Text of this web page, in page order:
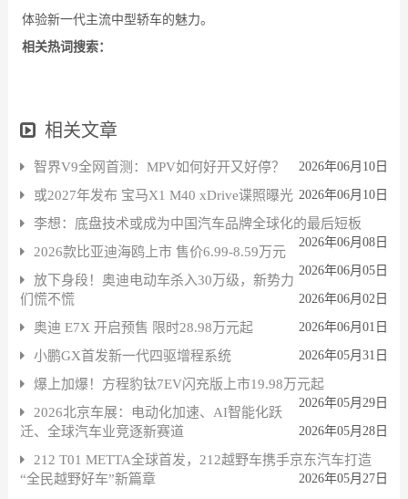
体验新一代主流中型轿车的魅力。
相关热词搜索：
相关文章
智界V9全网首测：MPV如何好开又好停？ 2026年06月10日
或2027年发布 宝马X1 M40 xDrive谍照曝光 2026年06月10日
李想：底盘技术或成为中国汽车品牌全球化的最后短板
2026年06月08日
2026款比亚迪海鸥上市 售价6.99-8.59万元
2026年06月05日
放下身段！奥迪电动车杀入30万级，新势力
们慌不慌
2026年06月02日
奥迪 E7X 开启预售 限时28.98万元起 2026年06月01日
小鹏GX首发新一代四驱增程系统 2026年05月31日
爆上加爆！方程豹钛7EV闪充版上市19.98万元起
2026年05月29日
2026北京车展：电动化加速、AI智能化跃
迁、全球汽车业竞逐新赛道
2026年05月28日
212 T01 METTA全球首发，212越野车携手京东汽车打造
“全民越野好车”新篇章
2026年05月27日